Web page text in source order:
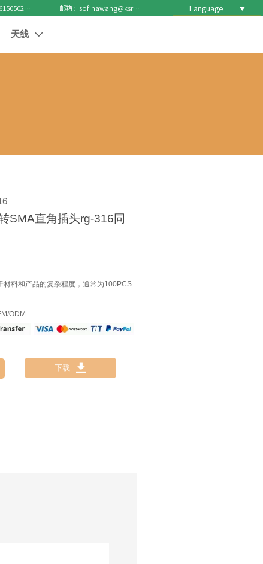
电话 : +8615050271688 邮箱：sofinawang@ksrcd.com Language 
天线 
SMA直角插头rg-316同
材料和产品的复杂程度，通常为100PCS
ODM
下载 